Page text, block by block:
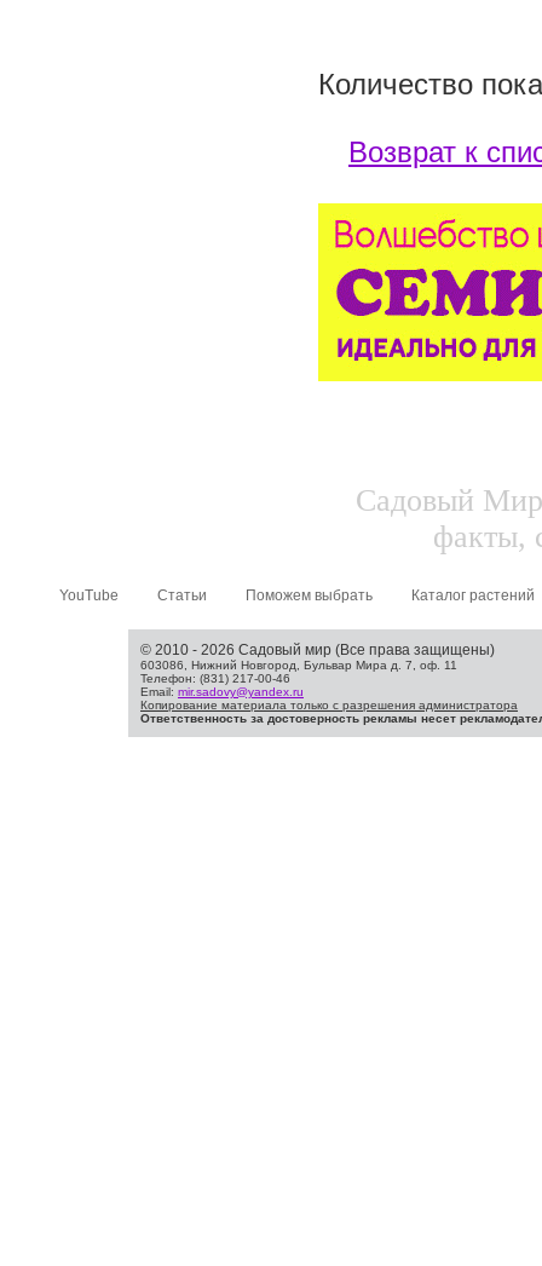
Количество
Возврат к
Садовый
факты,
YouTube Статьи Поможем выбрать Каталог растений
© 2010 - 2026 Садовый мир (Все права защищены)
603086, Нижний Новгород, Бульвар Мира д. 7, оф. 11
Телефон: (831) 217-00-46
Email: mir.sadovy@yandex.ru
Копирование материала только с разрешения администратора
Ответственность за достоверность рекламы несет